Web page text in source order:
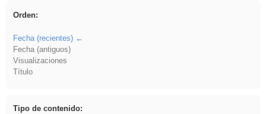
Orden:
Fecha (recientes)
Fecha (antiguos)
Visualizaciones
Título
Tipo de contenido: